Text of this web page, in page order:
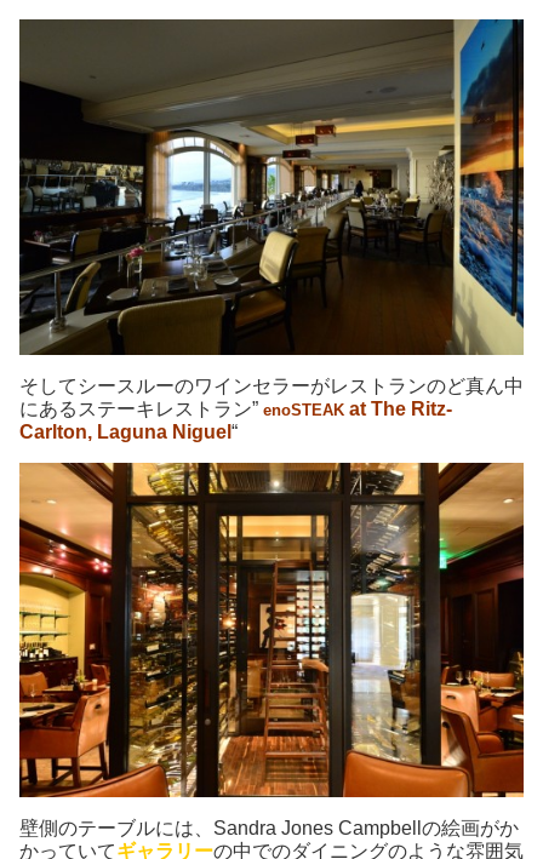
そしてシースルーのワインセラーがレストランのど真ん中
にあるステーキレストラン” enoSTEAK at The Ritz-
Carlton, Laguna Niguel “
壁側のテーブルには、Sandra Jones Campbellの絵画がか
かっていてギャラリーの中でのダイニングのような雰囲気